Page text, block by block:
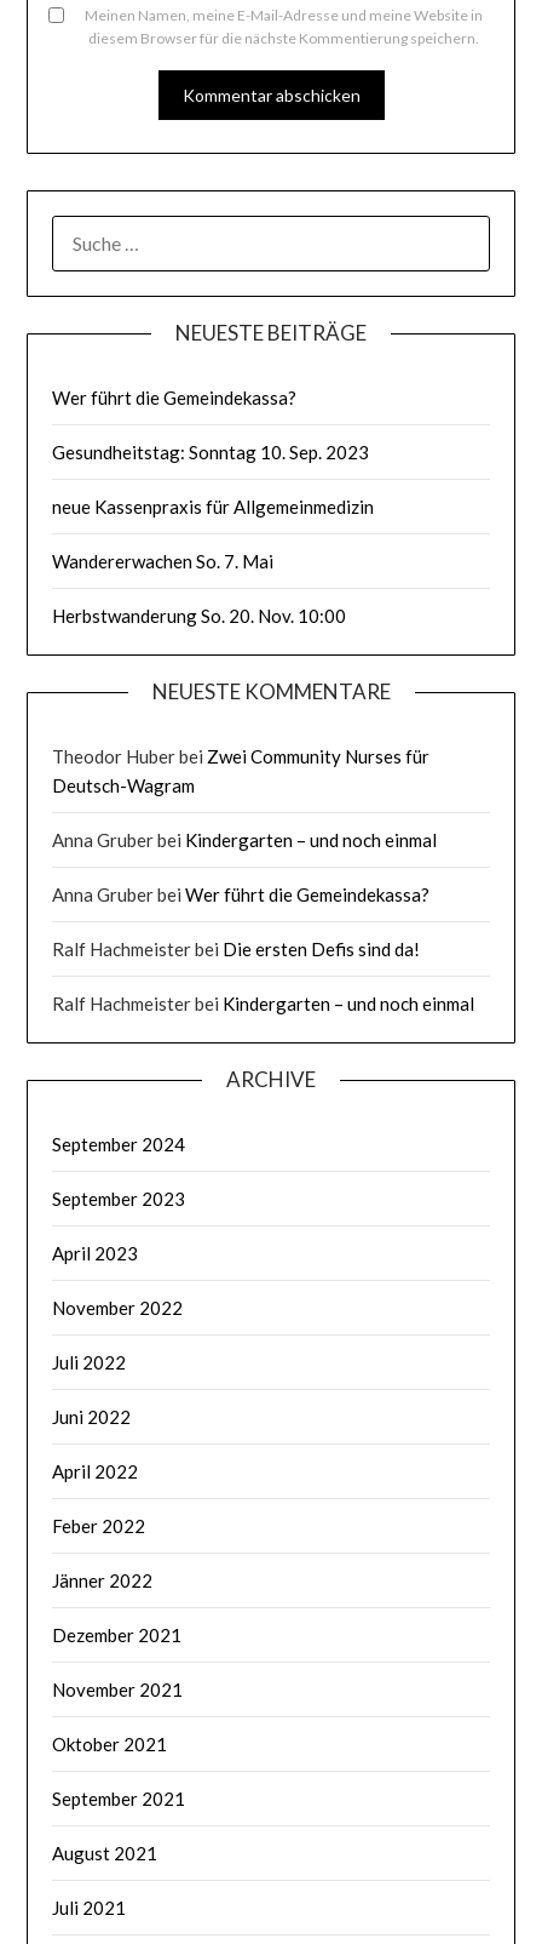
Meinen Namen, meine E-Mail-Adresse und meine Website in
diesem Browser für die nächste Kommentierung speichern.
NACH:
NEUESTE BEITRÄGE
Wer führt die Gemeindekassa?
Gesundheitstag: Sonntag 10. Sep. 2023
neue Kassenpraxis für Allgemeinmedizin
Wandererwachen So. 7. Mai
Herbstwanderung So. 20. Nov. 10:00
NEUESTE KOMMENTARE
Theodor Huberbei Zwei Community Nurses für
Deutsch-Wagram
Anna Gruberbei Kindergarten – und noch einmal
Anna GruberbeiWer führt die Gemeindekassa?
Ralf Hachmeisterbei Die ersten Defis sind da!
Ralf Hachmeisterbei Kindergarten – und noch einmal
ARCHIVE
September 2024
September 2023
April 2023
November 2022
Juli 2022
Juni 2022
April 2022
Feber 2022
Jänner 2022
Dezember 2021
November 2021
Oktober 2021
September 2021
August 2021
Juli 2021